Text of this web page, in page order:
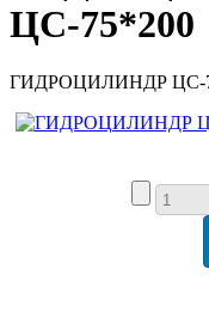
ЦС-75*200
ГИДРОЦИЛИНДР ЦС-